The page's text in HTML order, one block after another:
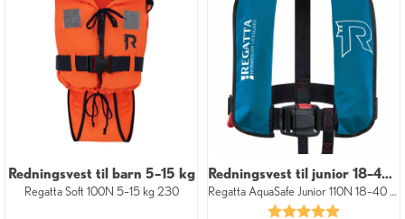
Redningsvest til barn 5–15 kg
Regatta Soft 100N 5–15 kg 230
Redningsvest til junior 18–40 kg
Regatta AquaSafe Junior 110N 18–40 680
Karakter: